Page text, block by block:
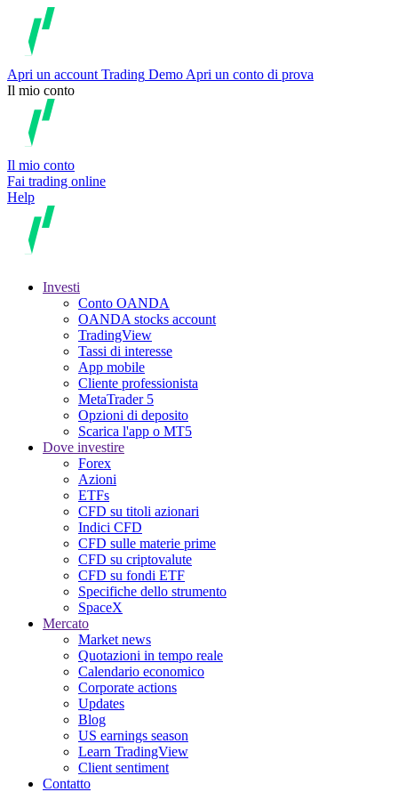
Apri un account Trading Demo Apri un conto di prova
Il mio conto
Il mio conto
Fai trading online
Help
Investi
Conto OANDA
OANDA stocks account
TradingView
Tassi di interesse
App mobile
Cliente professionista
MetaTrader 5
Opzioni di deposito
Scarica l'app o MT5
Dove investire
Forex
Azioni
ETFs
CFD su titoli azionari
Indici CFD
CFD sulle materie prime
CFD su criptovalute
CFD su fondi ETF
Specifiche dello strumento
SpaceX
Mercato
Market news
Quotazioni in tempo reale
Calendario economico
Corporate actions
Updates
Blog
US earnings season
Learn TradingView
Client sentiment
Contatto